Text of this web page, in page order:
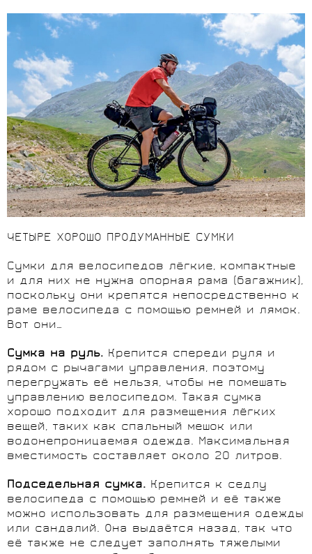
ЧЕТЫРЕ ХОРОШО ПРОДУМАННЫЕ СУМКИ
Сумки для велосипедов лёгкие, компактные
и для них не нужна опорная рама (багажник),
поскольку они крепятся непосредственно к
раме велосипеда с помощью ремней и лямок.
Вот они…
Сумка на руль. Крепится спереди руля и
рядом с рычагами управления, поэтому
перегружать её нельзя, чтобы не помешать
управлению велосипедом. Такая сумка
хорошо подходит для размещения лёгких
вещей, таких как спальный мешок или
водонепроницаемая одежда. Максимальная
вместимость составляет около 20 литров.
Подседельная сумка. Крепится к седлу
велосипеда с помощью ремней и её также
можно использовать для размещения одежды
или сандалий. Она выдаётся назад, так что
её также не следует заполнять тяжелыми